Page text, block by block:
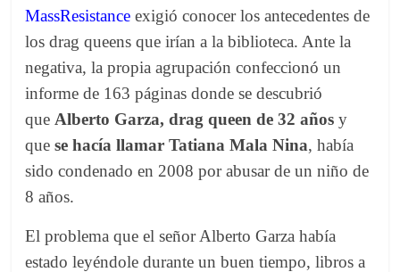
MassResistance exigió conocer los antecedentes de
los drag queens que irían a la biblioteca. Ante la
negativa, la propia agrupación confeccionó un
informe de 163 páginas donde se descubrió
que Alberto Garza, drag queen de 32 años y
quese hacía llamar Tatiana Mala Nina, había
sido condenado en 2008 por abusar de un niño de
8 años.
El problema que el señor Alberto Garza había
estado leyéndole durante un buen tiempo, libros a